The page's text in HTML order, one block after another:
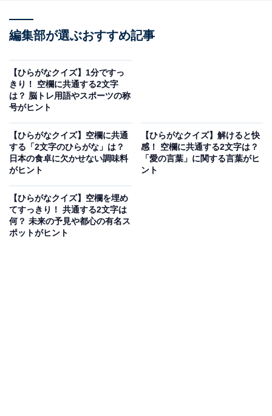
ばかりのまっさらな生活拠点。そして、急に体勢を変え
たときの視界の揺らぎを思い浮かべてみてください。
次ページ 正解を見る
編集部が選ぶおすすめ記事
【ひらがなクイズ】1分ですっ
きり！ 空欄に共通する2文字
は？ 脳トレ用語やスポーツの称
号がヒント
【ひらがなクイズ】空欄に共通
する「2文字のひらがな」は？
日本の食卓に欠かせない調味料
がヒント
【ひらがなクイズ】解けると快
感！ 空欄に共通する2文字は？
「愛の言葉」に関する言葉がヒ
ント
【ひらがなクイズ】空欄を埋め
てすっきり！ 共通する2文字は
何？ 未来の予見や都心の有名ス
ポットがヒント